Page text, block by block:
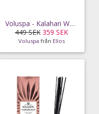
Voluspa - Kalahari Watermelon 3-wick Candle in Decorative Tin 40 tim
449 SEK 359 SEK
Voluspa från Ellos